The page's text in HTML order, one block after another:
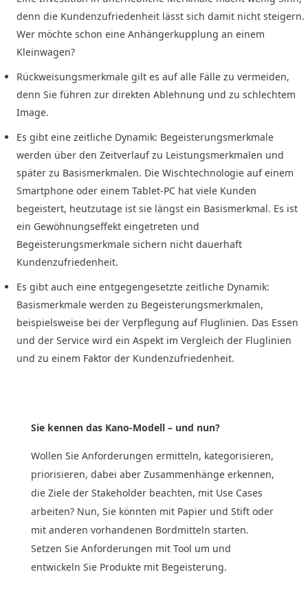
denn die Kundenzufriedenheit lässt sich damit nicht steigern.
Wer möchte schon eine Anhängerkupplung an einem
Kleinwagen?
Rückweisungsmerkmale gilt es auf alle Fälle zu vermeiden,
denn Sie führen zur direkten Ablehnung und zu schlechtem
Image.
Es gibt eine zeitliche Dynamik: Begeisterungsmerkmale
werden über den Zeitverlauf zu Leistungsmerkmalen und
später zu Basismerkmalen. Die Wischtechnologie auf einem
Smartphone oder einem Tablet-PC hat viele Kunden
begeistert, heutzutage ist sie längst ein Basismerkmal. Es ist
ein Gewöhnungseffekt eingetreten und
Begeisterungsmerkmale sichern nicht dauerhaft
Kundenzufriedenheit.
Es gibt auch eine entgegengesetzte zeitliche Dynamik:
Basismerkmale werden zu Begeisterungsmerkmalen,
beispielsweise bei der Verpflegung auf Fluglinien. Das Essen
und der Service wird ein Aspekt im Vergleich der Fluglinien
und zu einem Faktor der Kundenzufriedenheit.
Sie kennen das Kano-Modell – und nun?
Wollen Sie Anforderungen ermitteln, kategorisieren,
priorisieren, dabei aber Zusammenhänge erkennen,
die Ziele der Stakeholder beachten, mit Use Cases
arbeiten? Nun, Sie könnten mit Papier und Stift oder
mit anderen vorhandenen Bordmitteln starten.
Setzen Sie Anforderungen mit Tool um und
entwickeln Sie Produkte mit Begeisterung.